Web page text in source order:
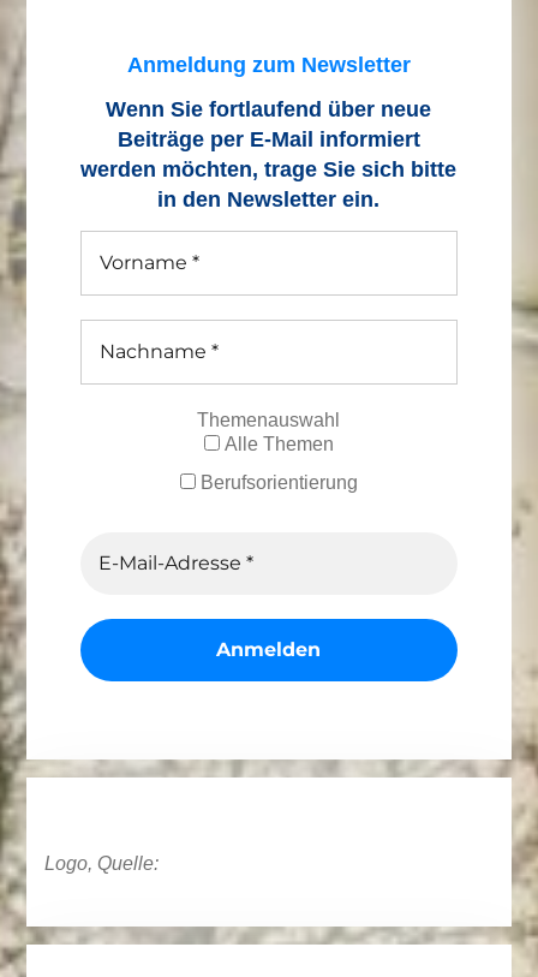
Anmeldung zum Newsletter
Wenn Sie fortlaufend über neue
Beiträge per E-Mail informiert
werden möchten, trage Sie sich bitte
in den Newsletter ein.
Themenauswahl
Alle Themen
Berufsorientierung
Logo, Quelle: